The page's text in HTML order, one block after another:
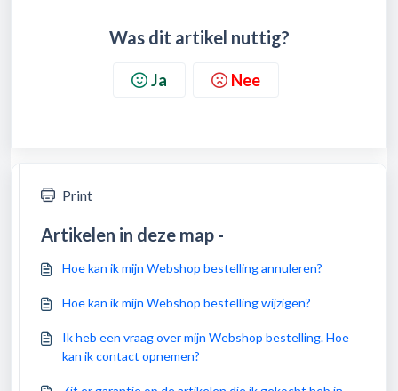
Was dit artikel nuttig?
Ja Nee
Print
Artikelen in deze map -
Hoe kan ik mijn Webshop bestelling annuleren?
Hoe kan ik mijn Webshop bestelling wijzigen?
Ik heb een vraag over mijn Webshop bestelling. Hoe
kan ik contact opnemen?